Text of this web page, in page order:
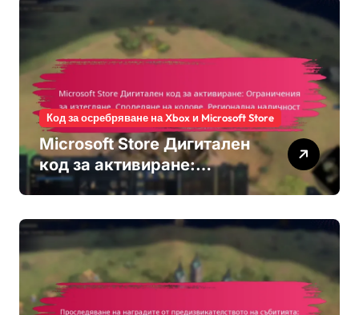
общността
Код за осребряване на Xbox и Microsoft Store
Microsoft Store Дигитален
код за активиране:
Ограничения за изтегляне,
Регионална наличност